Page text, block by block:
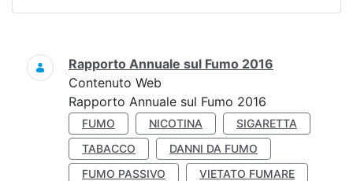
Ricerca
Rapporto Annuale sul Fumo 2016
Contenuto Web
Rapporto Annuale sul Fumo 2016
FUMO NICOTINA
SIGARETTA
TABACCO
DANNI DA FUMO
FUMO PASSIVO
VIETATO FUMARE